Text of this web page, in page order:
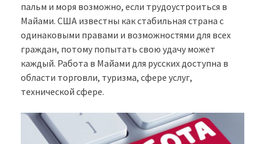
пальм и моря возможно, если трудоустроиться в
Майами. США известны как стабильная страна с
одинаковыми правами и возможностями для всех
граждан, потому попытать свою удачу может
каждый. Работа в Майами для русских доступна в
области торговли, туризма, сфере услуг,
технической сфере.